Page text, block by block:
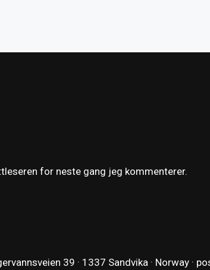
for neste gang jeg kommenterer.
39 · 1337 Sandvika · Norway ·